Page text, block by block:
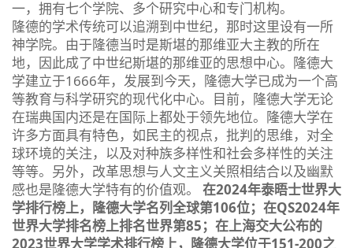
一，拥有七个学院、多个研究中心和专门机构。
隆德的学术传统可以追溯到中世纪，那时这里设有一所
神学院。由于隆德当时是斯堪的那维亚大主教的所在
地，因此成了中世纪斯堪的那维亚的思想中心。隆德大
学建立于1666年，发展到今天，隆德大学已成为一个高
等教育与科学研究的现代化中心。目前，隆德大学无论
在瑞典国内还是在国际上都处于领先地位。隆德大学在
许多方面具有特色，如民主的视点，批判的思维，对全
球环境的关注，以及对种族多样性和社会多样性的关注
等等。另外，改革思想与人文主义关照相结合以及幽默
感也是隆德大学特有的价值观。 在2024年泰晤士世界大
学排行榜上，隆德大学名列全球第106位；在QS2024年
世界大学排名榜上排名世界第85；在上海交大公布的
2023世界大学学术排行榜上，隆德大学位于151-200之